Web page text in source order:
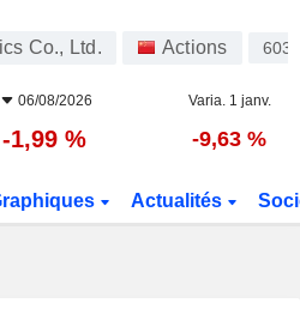
Co., Ltd. Actions
06/08/2026 Varia. 1 janv.
-1,99 % -9,63 %
Actualités